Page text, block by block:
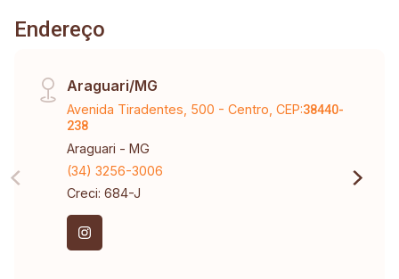
Endereço
Araguari/MG
Avenida Tiradentes, 500 - Centro, CEP:38440-
238
Araguari - MG
(34) 3256-3006
Creci: 684-J